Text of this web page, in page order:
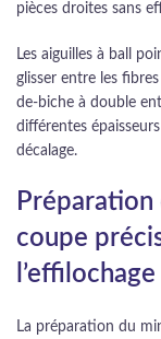
pièces droites sans
Les aiguilles à ball
glisser entre les
de-biche à double
différentes
décalage.
coupe
l’effilochage
La préparation du